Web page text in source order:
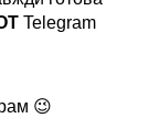
Telegram
😉